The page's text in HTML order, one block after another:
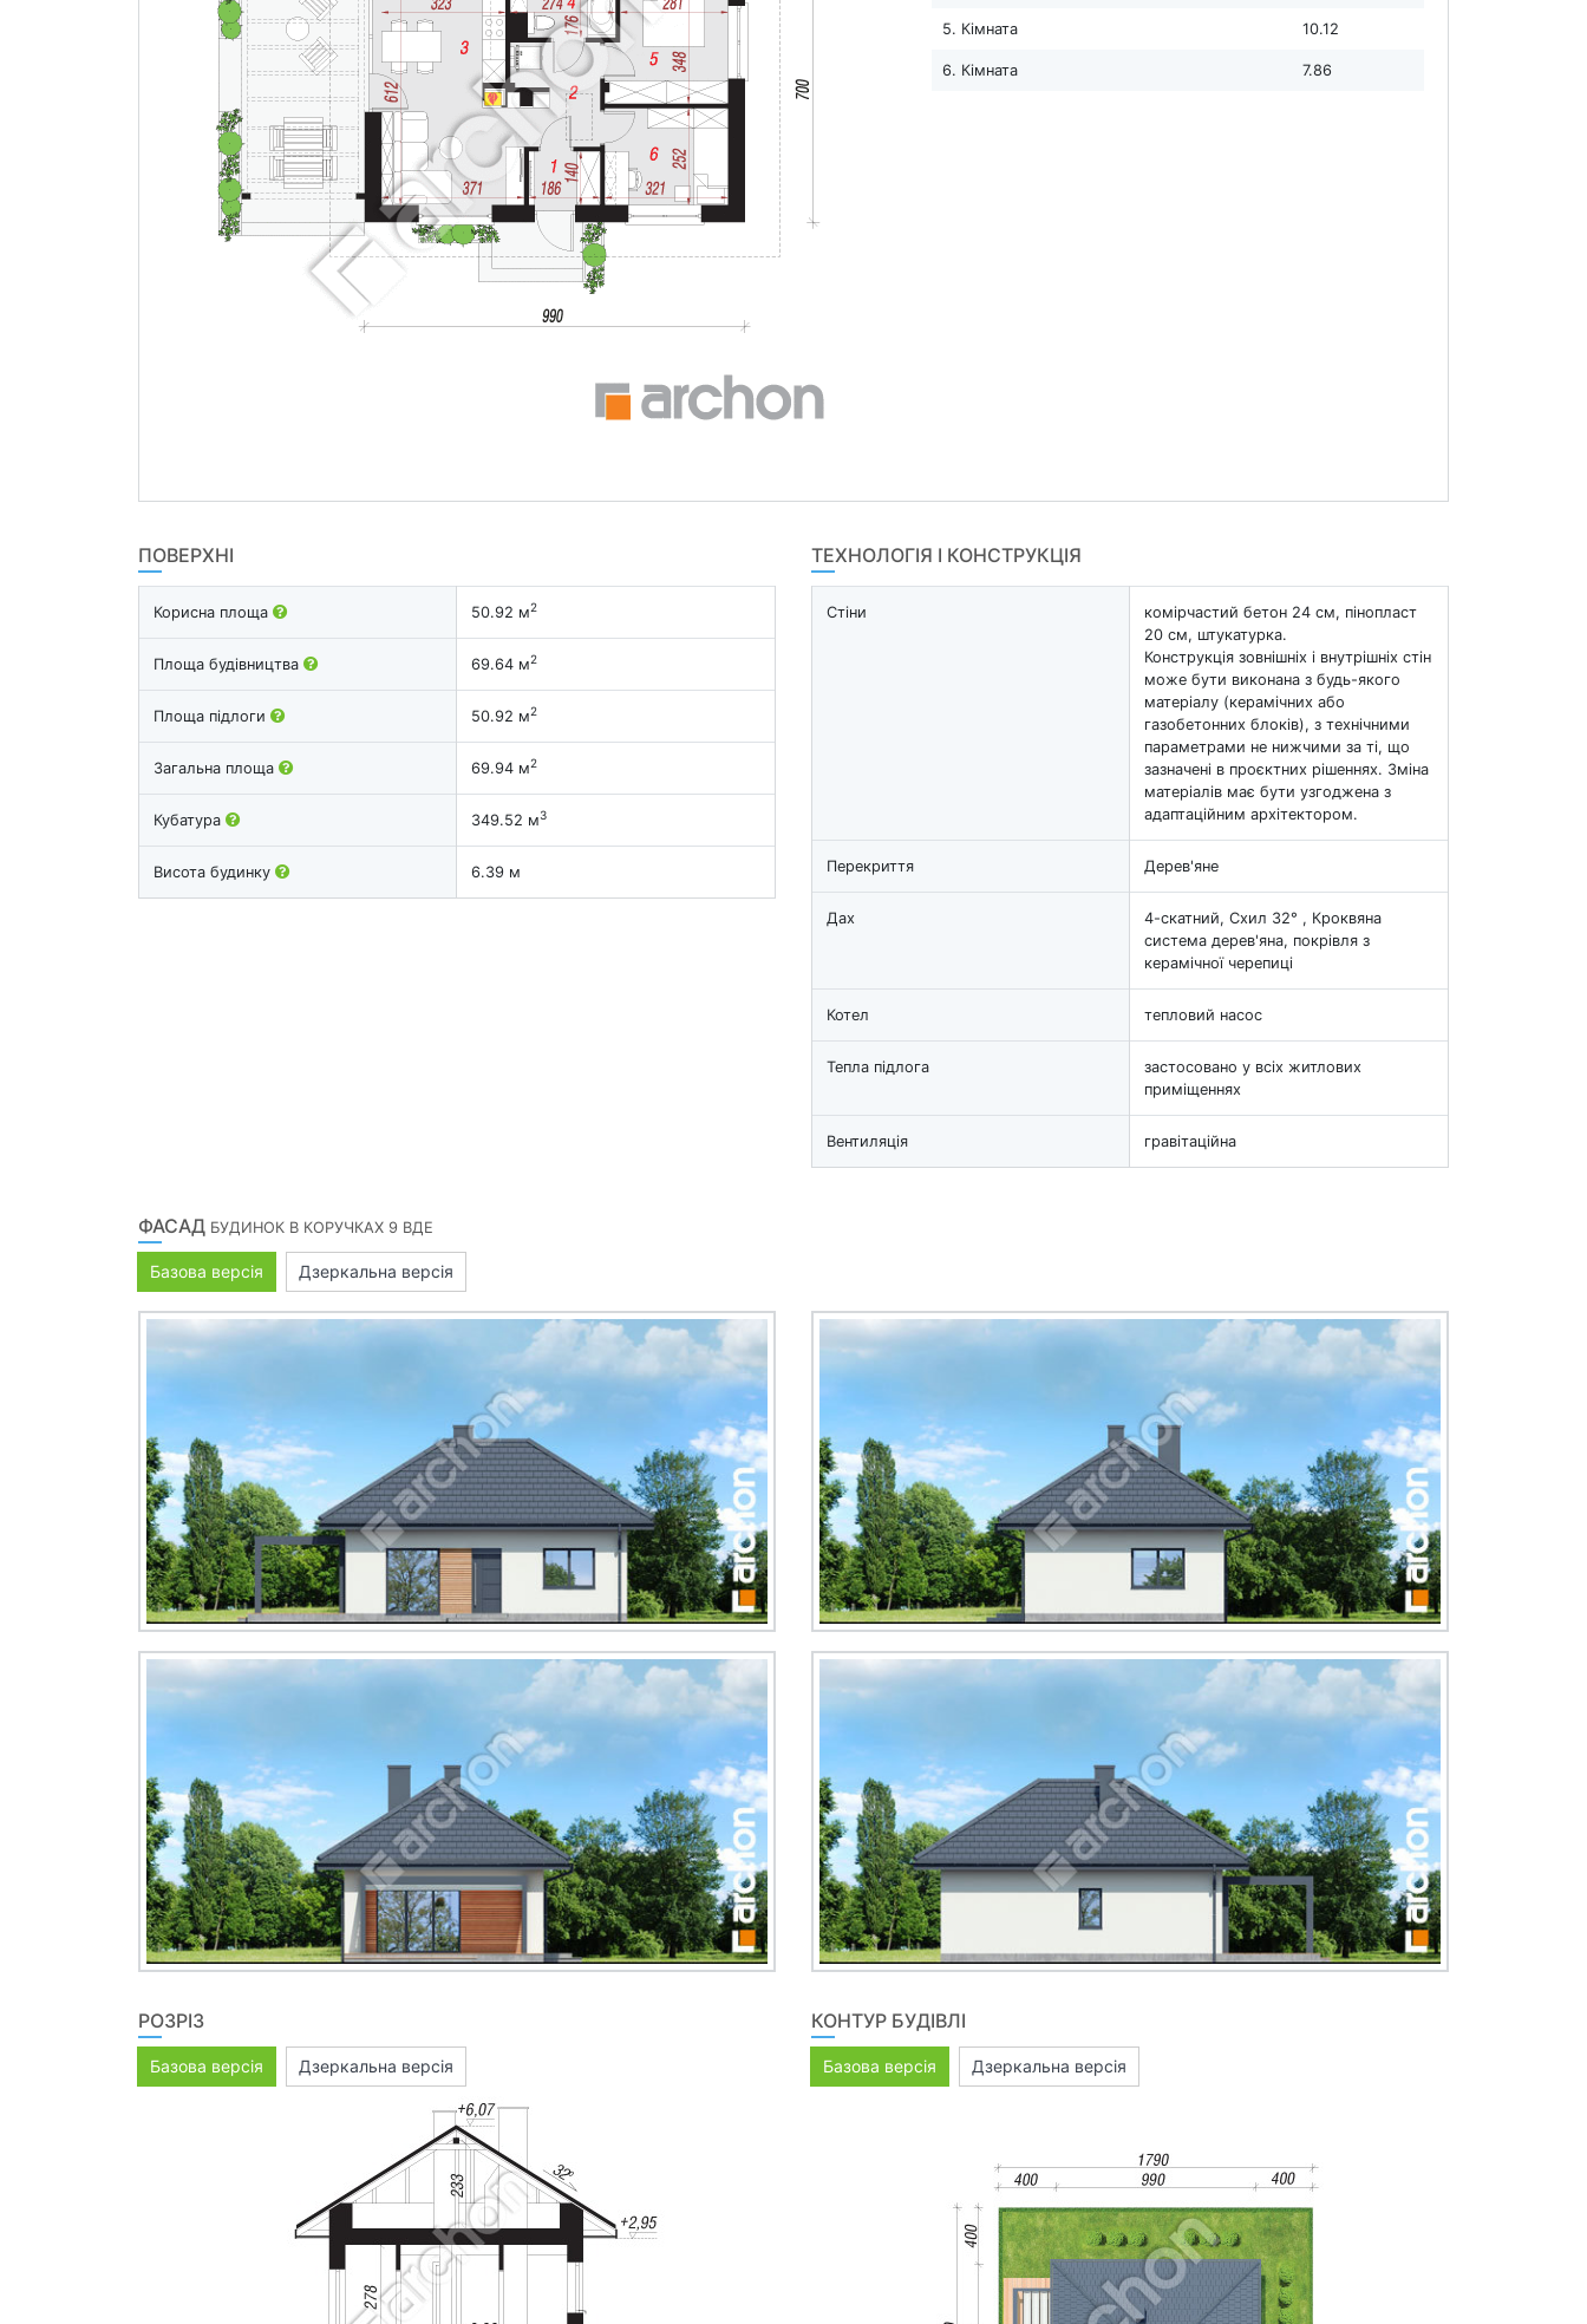
5. Кімната 10.12
6. Кімната 7.86
ПОВЕРХНІ
Корисна площа 50.92 м2
Площа будівництва 69.64 м2
Площа підлоги 50.92 м2
Загальна площа 69.94 м2
Кубатура 349.52 м3
Висота будинку 6.39 м
ТЕХНОЛОГІЯ І КОНСТРУКЦІЯ
Стіни
комірчастий бетон 24 см, пінопласт
20 см, штукатурка.
Конструкція зовнішніх і внутрішніх стін
може бути виконана з будь-якого
матеріалу (керамічних або
газобетонних блоків), з технічними
параметрами не нижчими за ті, що
зазначені в проєктних рішеннях. Зміна
матеріалів має бути узгоджена з
адаптаційним архітектором.
Перекриття Дерев'яне
Дах
4-скатний, Схил 32° , Кроквяна
система дерев'яна, покрівля з
керамічної черепиці
Котел тепловий насос
Тепла підлога
застосовано у всіх житлових
приміщеннях
Вентиляція гравітаційна
ФАСАД БУДИНОК В КОРУЧКАХ 9 ВДЕ
Базова версія Дзеркальна версія
РОЗРІЗ
Базова версія Дзеркальна версія
КОНТУР БУДІВЛІ
Базова версія Дзеркальна версія